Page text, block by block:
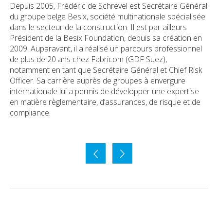
Depuis 2005, Frédéric de Schrevel est Secrétaire Général
du groupe belge Besix, société multinationale spécialisée
dans le secteur de la construction. Il est par ailleurs
Président de la Besix Foundation, depuis sa création en
2009. Auparavant, il a réalisé un parcours professionnel
de plus de 20 ans chez Fabricom (GDF Suez),
notamment en tant que Secrétaire Général et Chief Risk
Officer. Sa carrière auprès de groupes à envergure
internationale lui a permis de développer une expertise
en matière règlementaire, d’assurances, de risque et de
compliance.